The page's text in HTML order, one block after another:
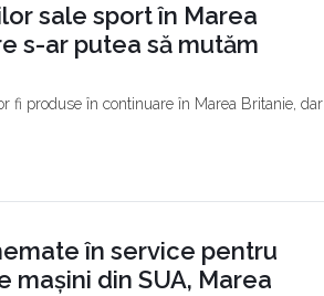
sale sport în Marea
s-ar putea să mutăm
fi produse în continuare în Marea Britanie, dar
în service pentru
mașini din SUA, Marea